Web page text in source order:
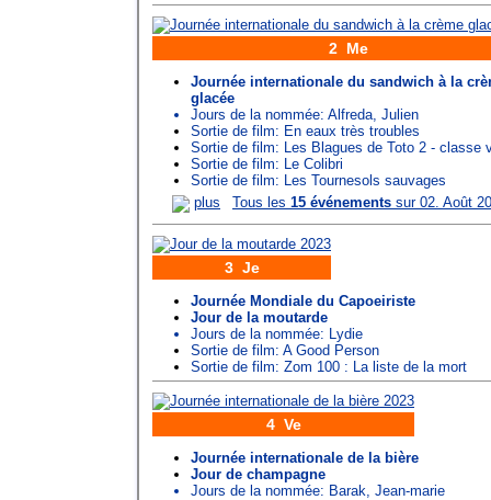
2 Me
Journée internationale du sandwich à la
glacée
Jours de la nommée: Alfreda, Julien
Sortie de film: En eaux très troubles
Sortie de film: Les Blagues de Toto 2 - classe
Sortie de film: Le Colibri
Sortie de film: Les Tournesols sauvages
plus
Tous les 15 événements sur 02. Août
3 Je
Journée Mondiale du Capoeiriste
Jour de la moutarde
Jours de la nommée: Lydie
Sortie de film: A Good Person
Sortie de film: Zom 100 : La liste de la mort
4 Ve
Journée internationale de la bière
Jour de champagne
Jours de la nommée: Barak Jean-marie